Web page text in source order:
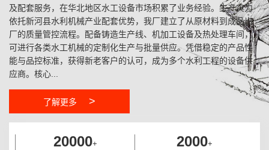
及配套服务，在华北地区水工设备市场积累了业务经验。生产实力
依托新河县水利机械产业配套优势，我厂建立了从原材料到成品出
厂的质量管控流程。配备铸造生产线、机加工设备及热处理车间，
可进行各类水工机械的定制化生产与批量供应。凭借稳定的产品性
能与品控标准，获得新老客户的认可，成为多个水利工程的设备供
应商。核心...
了解更多 >
20000+
2000+